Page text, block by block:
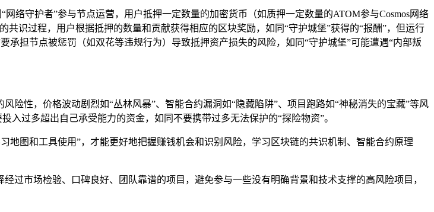
络守护者”参与节点运营，用户抵押一定数量的加密货币（如质押一定数量的ATOM参与Cosmos网络
识过程，用户根据抵押的数量和贡献获得相应的区块奖励，如同“守护城堡”获得的“报酬”，但运行
担节点被惩罚（如双花等违规行为）导致抵押资产损失的风险，如同“守护城堡”可能遭遇“内部叛
险性，价格波动剧烈如“丛林风暴”、智能合约漏洞如“隐藏陷阱”、项目跑路如“神秘消失的宝藏”等风
入过多超出自己承受能力的资金，如同不要携带过多无法保护的“探险物资”。
地图和工具使用”，才能更好地把握赚钱机会和识别风险，学习区块链的共识机制、智能合约原理
过市场检验、口碑良好、团队靠谱的项目，避免参与一些没有明确背景和技术支撑的高风险项目，